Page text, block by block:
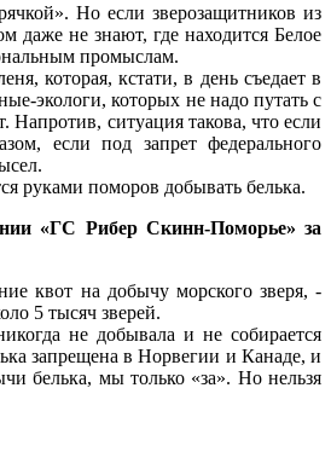
Но если зверозащитников из
даже не знают, где находится Белое
промыслам.
которая, кстати, в день съедает в
экологи, которых не надо путать с
ситуация такова, что если
если под запрет федерального
руками поморов добывать белька.
«ГС Рибер Скинн-Поморье» за
квот на добычу морского зверя, -
5 тысяч зверей.
не добывала и не собирается
запрещена в Норвегии и Канаде, и
белька, мы только «за». Но нельзя